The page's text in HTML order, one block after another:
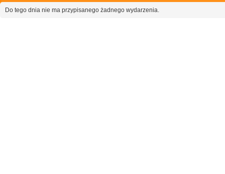
Do tego dnia nie ma przypisanego żadnego wydarzenia.